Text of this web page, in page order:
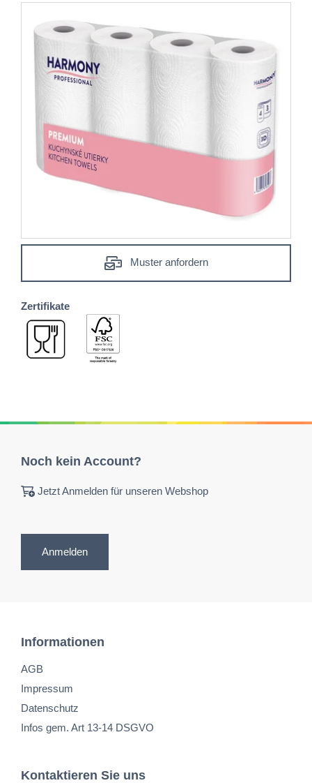
Muster anfordern
Zertifikate
Noch kein Account?
Jetzt Anmelden für unseren Webshop
Anmelden
Informationen
AGB
Impressum
Datenschutz
Infos gem. Art 13-14 DSGVO
Kontaktieren Sie uns